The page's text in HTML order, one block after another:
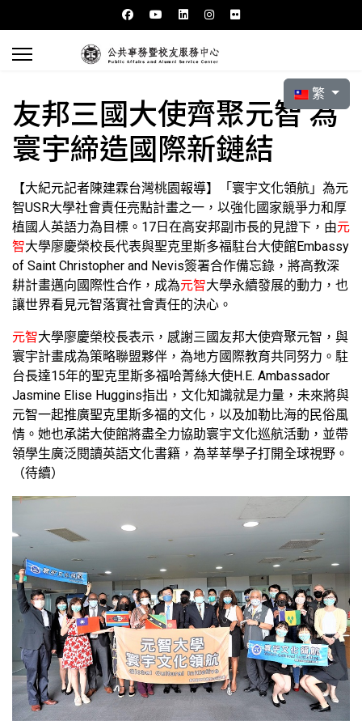
選擇你的語言
繁
友邦三國大使齊聚元智 為
寰宇締造國際新鏈結
【大紀元記者陳建霖台灣桃園報導】「寰宇文化領航」為元
智USR大學社會責任亮點計畫之一，以強化國家競爭力和厚
植國人英語力為目標。17日在高安邦副市長的見證下，由元
智大學廖慶榮校長代表與聖克里斯多福駐台大使館Embassy
of Saint Christopher and Nevis簽署合作備忘錄，將高教深
耕計畫邁向國際性合作，成為元智大學永續發展的動力，也
讓世界看見元智落實社會責任的決心。
元智大學廖慶榮校長表示，感謝三國友邦大使齊聚元智，與
寰宇計畫成為策略聯盟夥伴，為地方國際教育共同努力。駐
台長達15年的聖克里斯多福哈菁絲大使H.E. Ambassador
Jasmine Elise Huggins指出，文化知識就是力量，未來將與
元智一起推廣聖克里斯多福的文化，以及加勒比海的民俗風
情。她也承諾大使館將盡全力協助寰宇文化巡航活動，並帶
領學生廣泛閱讀英語文化書籍，為莘莘學子打開全球視野。
（待續）